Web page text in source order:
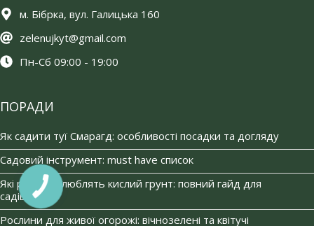
м. Бібрка, вул. Галицька 160
zelenujkyt@gmail.com
Пн-Сб 09:00 - 19:00
ПОРАДИ
Як садити туї Смарагд: особливості посадки та догляду
Садовий інструмент: must have список
Які рослини люблять кислий грунт: повний гайд для
садівників
Рослини для живої огорожі: вічнозелені та квітучі